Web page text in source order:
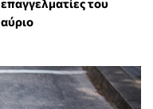
επαγγελματίες του
αύριο